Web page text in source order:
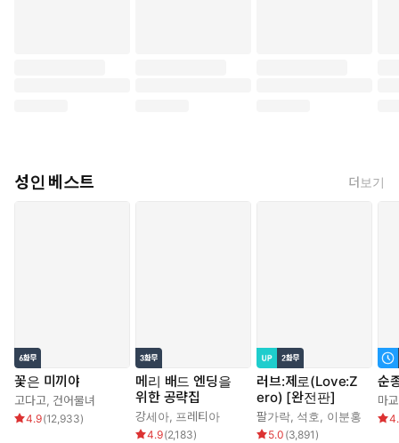
성인 베스트 더보기
꽃은 미끼야
고다고, 건어물녀
4.9(12,933)
메리 배드 엔딩을
위한 공략집
강세아, 프레티아
4.9(2,183)
러브:제로(Love:Z
ero) [완전판]
팔가락, 석호, 이분홍
5.0 (3,891 )
순
마